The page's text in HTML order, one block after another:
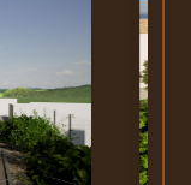
ou avez un
contacter !
de notre
passion et
vers la
Faites-nous
vers votre avenir